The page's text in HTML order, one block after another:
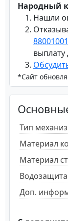
Народный
Нашли
выплату
*Сайт
Тип
Материал
Материал
Водозащита
Доп.